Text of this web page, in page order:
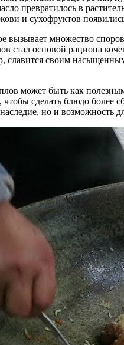
превратилось в
и сухофруктов
вызывает множество
стал основой рациона
славится своим
может быть как
чтобы сделать блюдо
но и возможность